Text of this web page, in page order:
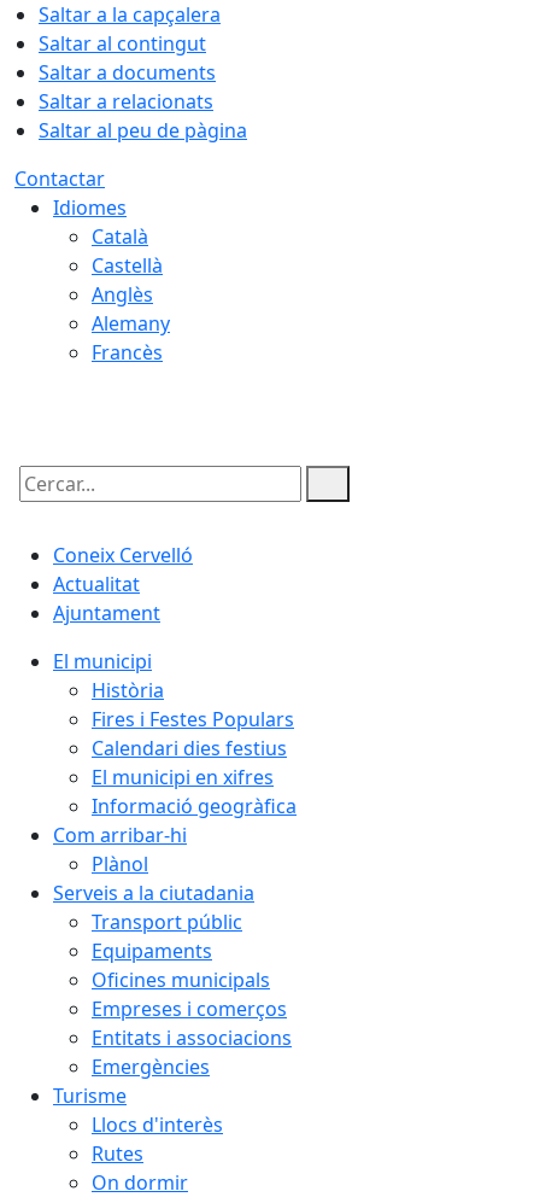
Saltar a la capçalera
Saltar al contingut
Saltar a documents
Saltar a relacionats
Saltar al peu de pàgina
Contactar
Idiomes
Català
Castellà
Anglès
Alemany
Francès
Cercar:
Coneix Cervelló
Actualitat
Ajuntament
El municipi
Història
Fires i Festes Populars
Calendari dies festius
El municipi en xifres
Informació geogràfica
Com arribar-hi
Plànol
Serveis a la ciutadania
Transport públic
Equipaments
Oficines municipals
Empreses i comerços
Entitats i associacions
Emergències
Turisme
Llocs d'interès
Rutes
On dormir